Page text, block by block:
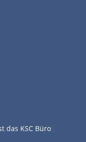
das KSC Büro